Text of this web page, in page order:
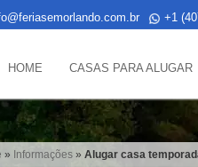
+1
HOME CASAS PARA ALUGAR
» Informações »Alugar casa